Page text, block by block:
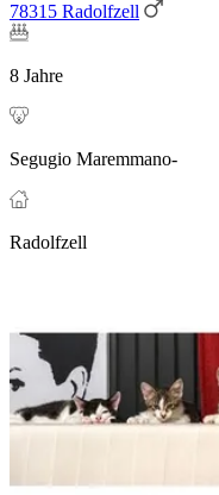
78315 Radolfzell
8 Jahre
Segugio Maremmano-
Radolfzell